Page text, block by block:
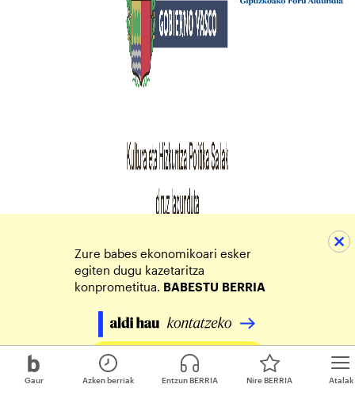
Gaur Atalak
Azken berriak Entzun BERRIA Nire BERRIA
Zure babes ekonomikoari esker
egiten dugu kazetaritza
konprometitua. BABESTU BERRIA
Egin zure ekarpena